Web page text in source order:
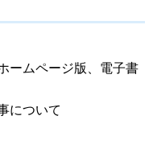
ームページ版、電子書
について